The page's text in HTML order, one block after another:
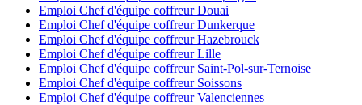
Emploi Chef d'équipe coffreur Douai
Emploi Chef d'équipe coffreur Dunkerque
Emploi Chef d'équipe coffreur Hazebrouck
Emploi Chef d'équipe coffreur Lille
Emploi Chef d'équipe coffreur Saint-Pol-sur-Ternoise
Emploi Chef d'équipe coffreur Soissons
Emploi Chef d'équipe coffreur Valenciennes